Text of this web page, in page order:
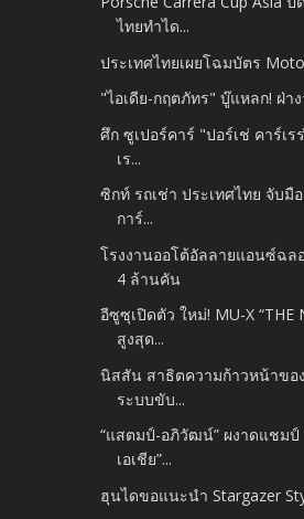
ไทยทำได...
ประเทศไทยเผยโฉมบัตร
"ไอเดีย-กฤตภัทร" บู๊แหลก! ฝ่
ศึก ซูเปอร์คาร์ "ปอร์เช่ คาร์เ
เร...
ซิกท์ รถเช่า ประเทศไทย จับมื
การ์...
โรงงานออโต้อัลลายแอนซ์ฉล
4 ล้านคัน
อีซูซุเปิดตัว ใหม่! MU-X “THE
สูงสุด...
นิสสัน สาธิตความก้าวหน้าขอ
ระบบขับ...
“แสตมป์-อภิวัฒน์” ผงาดแชมป์
เอเชีย”...
ฮุนไดขอแนะนำ Stargazer